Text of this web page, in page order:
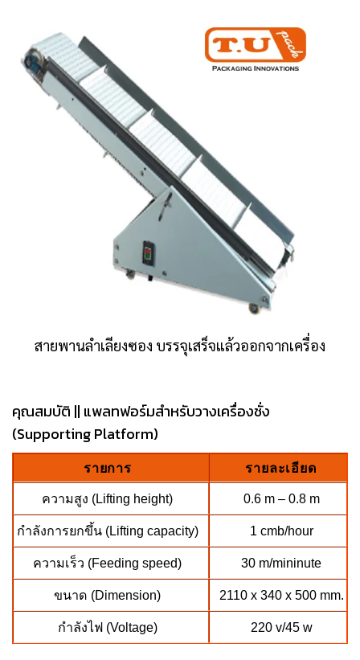
สายพานลำเลียงซอง บรรจุเสร็จแล้วออกจากเครื่อง
คุณสมบัติ || แพลทฟอร์มสำหรับวางเครื่องชั่ง
(Supporting Platform)
รายการ รายละเอียด
ความสูง (Lifting height) 0.6 m – 0.8 m
กำลังการยกขึ้น (Lifting capacity) 1 cmb/hour
ความเร็ว (Feeding speed) 30 m/mininute
ขนาด (Dimension) 2110 x 340 x 500 mm.
กำลังไฟ (Voltage) 220 v/45 w